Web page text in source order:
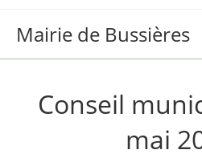
Mairie de Bussières
Conseil
mai